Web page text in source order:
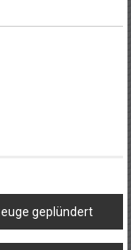
geplündert